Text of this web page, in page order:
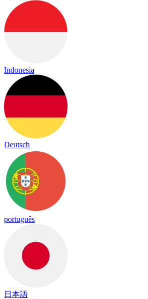
Indonesia
Deutsch
português
日本語